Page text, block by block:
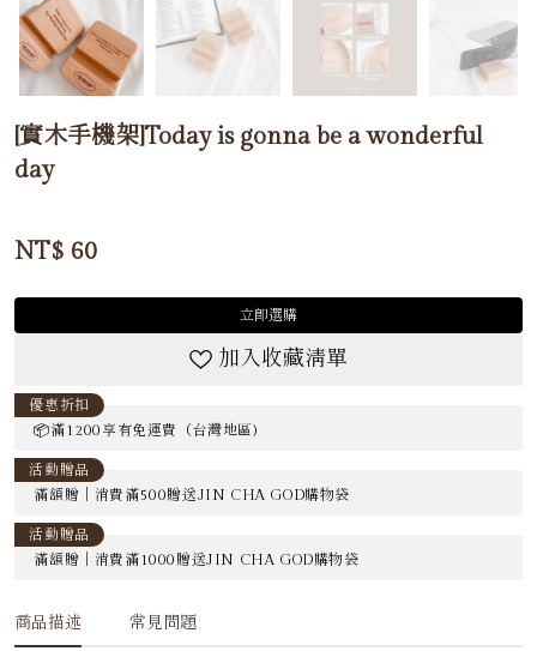
[實木手機架]Today is gonna be a wonderful
day
NT$ 60
立即選購
加入收藏清單
優惠折扣
📦滿1200享有免運費（台灣地區)
活動贈品
滿額贈｜消費滿500贈送JIN CHA GOD購物袋
活動贈品
滿額贈｜消費滿1000贈送JIN CHA GOD購物袋
商品描述 常見問題